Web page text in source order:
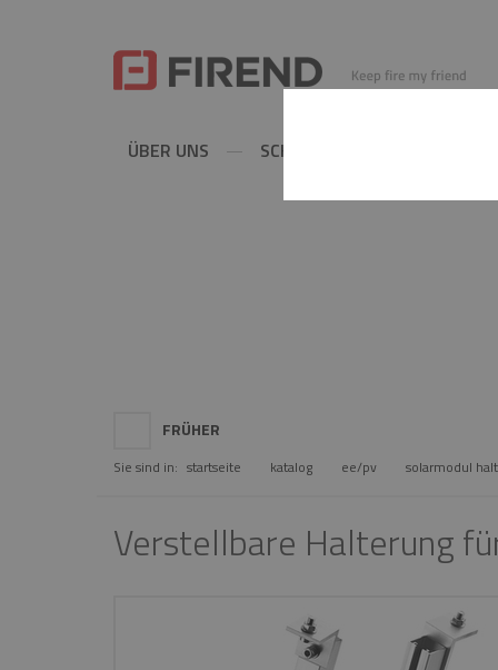
ÜBER UNS SCHORNSTEINE
FRÜHER
Sie sind in: startseite katalog ee/pv solarmodul
Verstellbare Halterung